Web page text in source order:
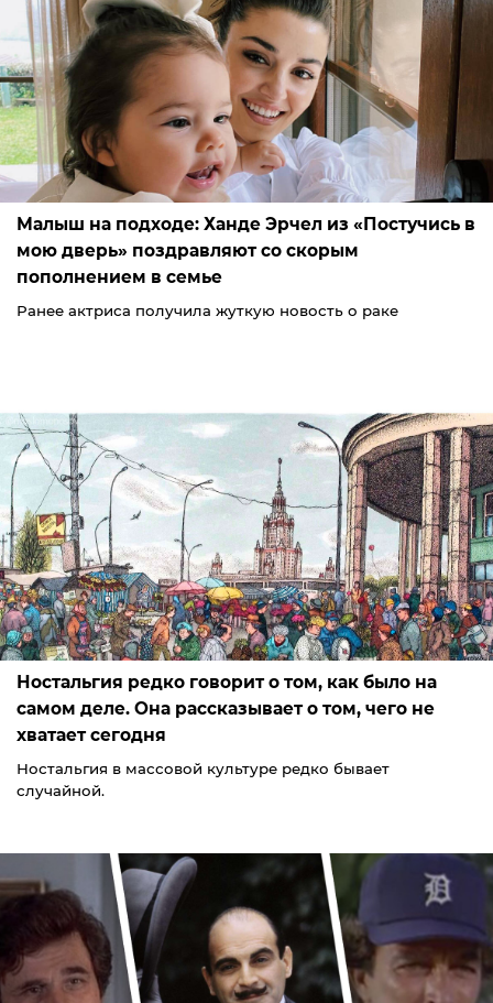
Малыш на подходе: Ханде Эрчел из «Постучись в
мою дверь» поздравляют со скорым
пополнением в семье
Ранее актриса получила жуткую новость о раке
Ностальгия редко говорит о том, как было на
самом деле. Она рассказывает о том, чего не
хватает сегодня
Ностальгия в массовой культуре редко бывает
случайной.